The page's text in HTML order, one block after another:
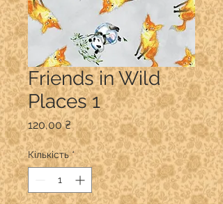
Friends in Wild
Places 1
120,00 ₴Ціна
Кількість *